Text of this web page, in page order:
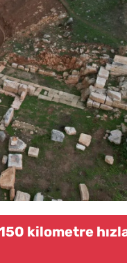
kilometre